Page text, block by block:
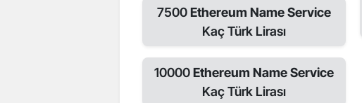
7500Ethereum Name Service
Kaç Türk Lirası
10000Ethereum Name Service
Kaç Türk Lirası